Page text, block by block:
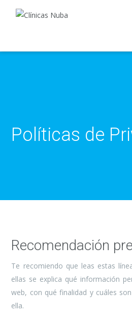
Políticas de
Recomendación
Te recomiendo que leas estas
ellas se explica qué información
web, con qué finalidad y cuáles
ella.